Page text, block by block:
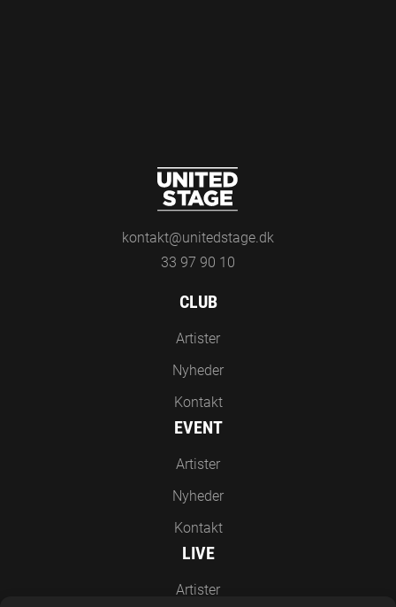
kontakt@unitedstage.dk
33 97 90 10
CLUB
Artister
Nyheder
Kontakt
EVENT
Artister
Nyheder
Kontakt
LIVE
Artister